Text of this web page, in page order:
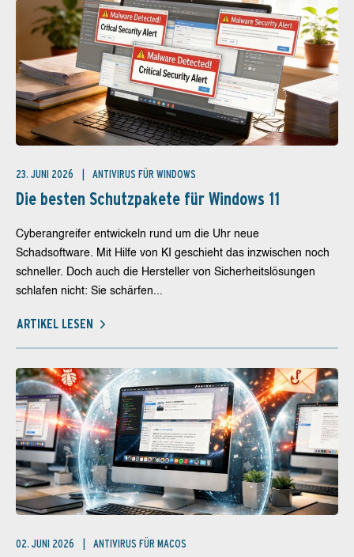
23. JUNI 2026 ANTIVIRUS FÜR WINDOWS
Die besten Schutzpakete für Windows 11
Cyberangreifer entwickeln rund um die Uhr neue
Schadsoftware. Mit Hilfe von KI geschieht das inzwischen noch
schneller. Doch auch die Hersteller von Sicherheitslösungen
schlafen nicht: Sie schärfen...
ARTIKEL LESEN
02. JUNI 2026 ANTIVIRUS FÜR MACOS